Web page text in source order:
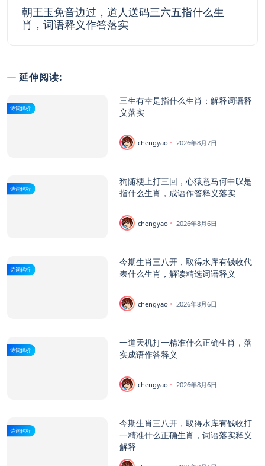
朝王玉免音边过，道人送码三六五指什么生
肖，词语释义作答落实
延伸阅读:
诗词解析
三生有幸是指什么生肖；解释词语释
义落实
chengyao 2026年8月7日
诗词解析
狗随梗上打三回，心猿意马何中叹是
指什么生肖，成语作答释义落实
chengyao 2026年8月6日
诗词解析
今期生肖三八开，取得水库有钱收代
表什么生肖，解读精选词语释义
chengyao 2026年8月6日
诗词解析
一道天机打一精准什么正确生肖，落
实成语作答释义
chengyao 2026年8月6日
诗词解析
今期生肖三八开，取得水库有钱收打
一精准什么正确生肖，词语落实释义
解释